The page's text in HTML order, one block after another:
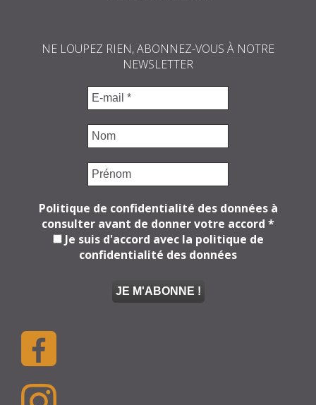
NE LOUPEZ RIEN, ABONNEZ-VOUS À NOTRE
NEWSLETTER
Politique de confidentialité des données à
consulter avant de donner votre accord *
Je suis d'accord avec la politique de
confidentialité des données